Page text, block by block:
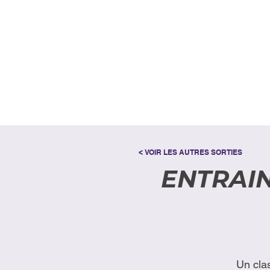
Un
< VOIR LES AUTRES SORTIES